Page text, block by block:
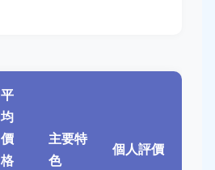
平
均
價
格
主要特
色
個人評價